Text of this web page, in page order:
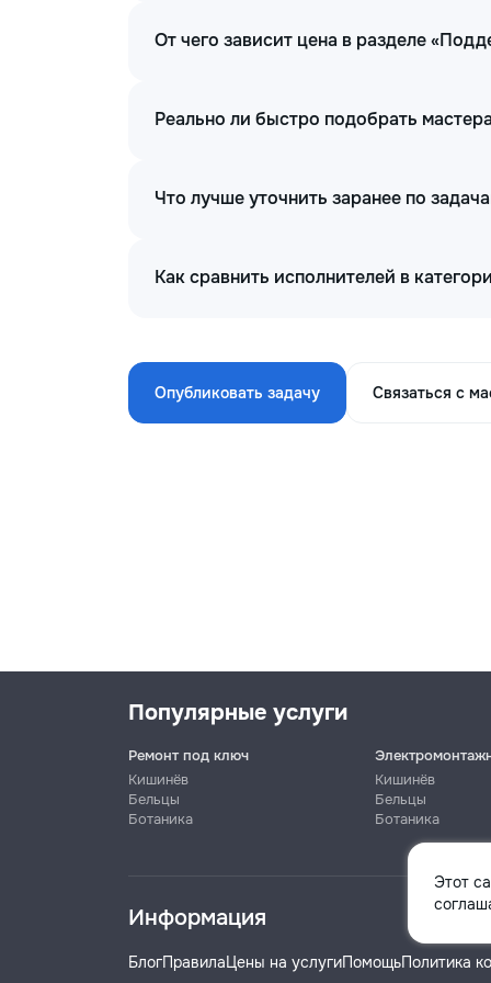
От чего зависит цена в разделе
Реально ли быстро подобрать
Что лучше уточнить заранее по
Как сравнить исполнителей в
Опубликовать задачу Связаться с
Этот
Популярные услуги
Ремонт под ключ
Кишинёв
Бельцы
Ботаника
Кишинёв
Бельцы
Ботаника
Информация
БлогПравилаЦены на услугиПомощьПолитика